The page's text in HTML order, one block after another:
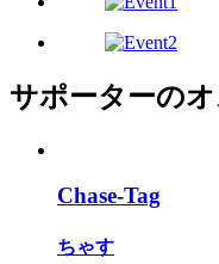
サポーターの
Chase-Tag
ちゃす